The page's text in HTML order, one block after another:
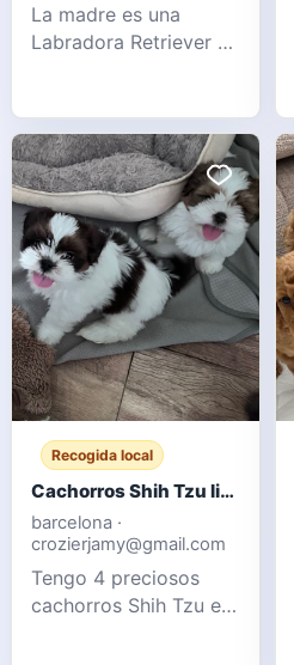
La madre es una
Labradora Retriever de
Kennel Club. El padre
es un apuesto
Labrador rojo zorro.
Los cachorros están
bien socializados con
niños y tienen un
carácter tranquilo pero
enérgico. Tenemos 1 m
Recogida local
Cachorros Shih Tzu listos para entregar
barcelona ·
crozierjamy@gmail.com
Tengo 4 preciosos
cachorros Shih Tzu en